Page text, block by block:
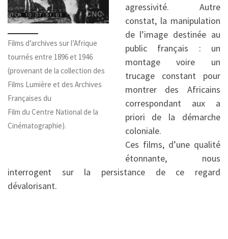
Films d’archives sur l’Afrique
tournés entre 1896 et 1946
(provenant de la collection des
Films Lumière et des Archives
Françaises du
Film du Centre National de la
Cinématographie).
agressivité. Autre
constat, la manipulation
de l’image destinée au
public français : un
montage voire un
trucage constant pour
montrer des Africains
correspondant aux a
priori de la démarche
coloniale.
Ces films, d’une qualité
étonnante, nous
interrogent sur la persistance de ce regard
dévalorisant.